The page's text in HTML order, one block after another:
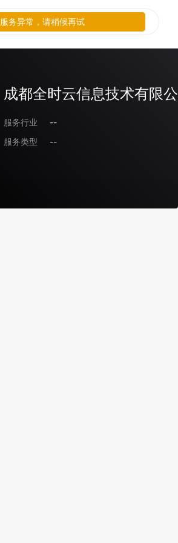
成都全时云信息技术有限
服务行业
--
服务类型
--
服务异常，请稍候再试